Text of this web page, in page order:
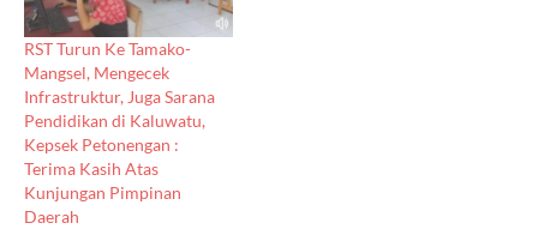
RST Turun Ke Tamako-
Mangsel, Mengecek
Infrastruktur, Juga Sarana
Pendidikan di Kaluwatu,
Kepsek Petonengan :
Terima Kasih Atas
Kunjungan Pimpinan
Daerah